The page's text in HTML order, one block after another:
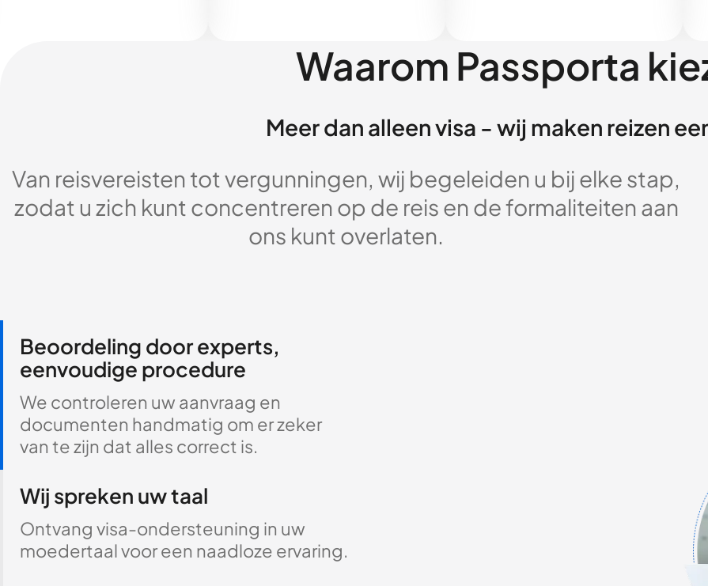
Waarom Passporta
Meer dan alleen visa - wij maken reizen
Van reisvereisten tot vergunningen, wij begeleiden u bij elke stap,
zodat u zich kunt concentreren op de reis en de formaliteiten aan
ons kunt overlaten.
Beoordeling door experts,
eenvoudige procedure
We controleren uw aanvraag en
documenten handmatig om er zeker
van te zijn dat alles correct is.
Wij spreken uw taal
Ontvang visa-ondersteuning in uw
moedertaal voor een naadloze ervaring.